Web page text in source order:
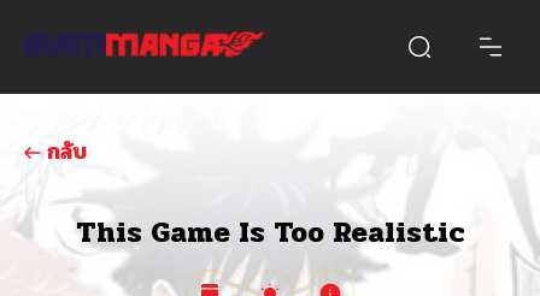
กลับ
This Game Is Too Realistic